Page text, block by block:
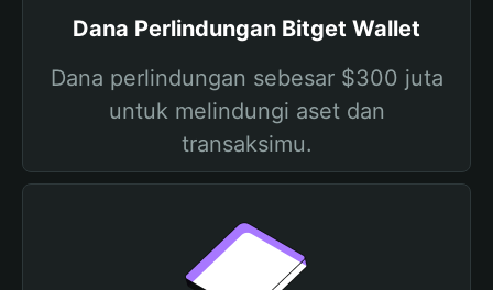
Dana Perlindungan Bitget Wallet
Dana perlindungan sebesar $300 juta
untuk melindungi aset dan
transaksimu.